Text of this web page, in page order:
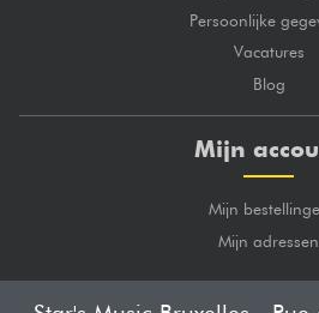
Persoonlijke
Vacatures
Blog
Mijn
Mijn
Mijn adressen